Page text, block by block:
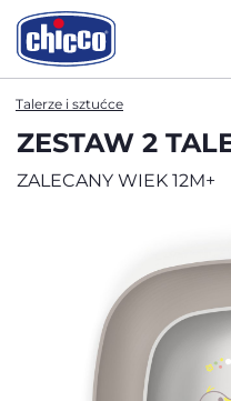
Talerze i sztućce
ZESTAW 2
ZALECANY WIEK 12M+